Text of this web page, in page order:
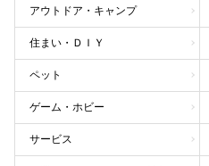
アウトドア・キャンプ
住まい・ＤＩＹ
ペット
ゲーム・ホビー
サービス